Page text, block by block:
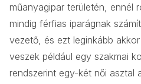
műanyagipar területén, ennél
mindig férfias iparágnak
vezető, és ezt leginkább
veszek például egy szakmai
rendszerint egy-két női asztal